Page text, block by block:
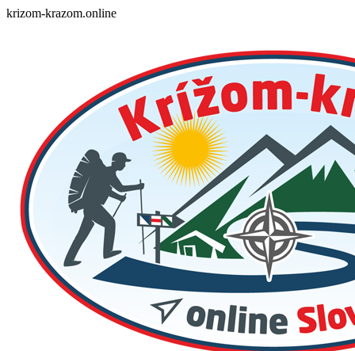
Skip
krizom-krazom.online